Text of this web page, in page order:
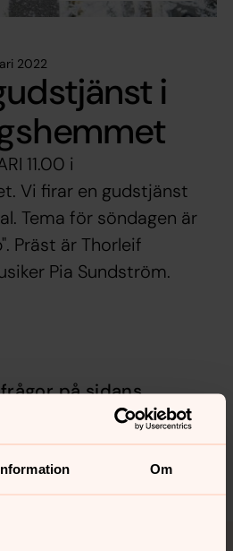
Om
2022
i
11.00 i
Vi firar en gudstjänst
Tema för söndagen är
Präst är Thorleif
Pia Sundström.
på sidans